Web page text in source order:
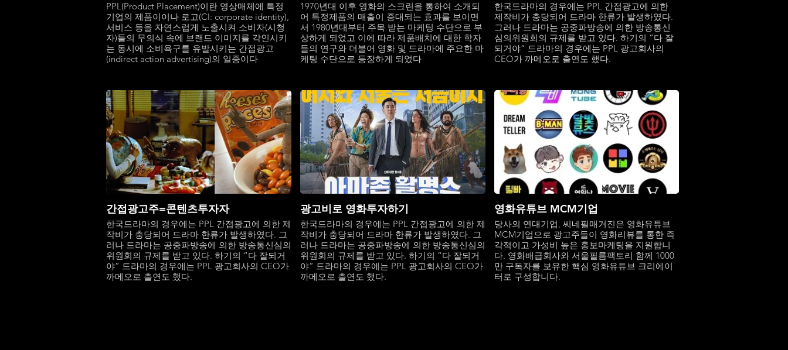
PPL(Product Placement)이란 영상매체에 특정
기업의 제품이이나 로고(CI: corporate identity),
서비스 등을 자연스럽게 노출시켜 소비자(시청
자)들의 무의식 속에 브랜드 이미지를 각인시키
는 동시에 소비욕구를 유발시키는 간접광고
(indirect action advertising)의 일종이다
1970년대 이후 영화의 스크린을 통하여 소개되
어 특정제품의 매출이 증대되는 효과를 보이면
서 1980년대부터 주목 받는 마케팅 수단으로 부
상하게 되었고 이에 따라 제품배치에 대한 학자
들의 연구와 더불어 영화 및 드라마에 주요한 마
케팅 수단으로 등장하게 되었다
한국드라마의 경우에는 PPL 간접광고에 의한
제작비가 충당되어 드라마 한류가 발생하였다.
그러나 드라마는 공중파방송에 의한 방송통신
심의위원회의 규제를 받고 있다. 하기의 “다 잘
되거야” 드라마의 경우에는 PPL 광고회사의
CEO가 까메오로 출연도 했다.
간접광고주=콘텐츠투자자
한국드라마의 경우에는 PPL 간접광고에 의한 제
작비가 충당되어 드라마 한류가 발생하였다. 그
러나 드라마는 공중파방송에 의한 방송통신심의
위원회의 규제를 받고 있다. 하기의 “다 잘되거
야” 드라마의 경우에는 PPL 광고회사의 CEO가
까메오로 출연도 했다.
광고비로 영화투자하기
한국드라마의 경우에는 PPL 간접광고에 의한 제
작비가 충당되어 드라마 한류가 발생하였다. 그
러나 드라마는 공중파방송에 의한 방송통신심의
위원회의 규제를 받고 있다. 하기의 “다 잘되거
야” 드라마의 경우에는 PPL 광고회사의 CEO가
까메오로 출연도 했다.
영화유튜브 MCM기업
당사의 연대기업, 씨네필매거진은 영화유튜브
MCM기업으로 광고주들이 영화리뷰를 통한 즉
각적이고 가성비 높은 홍보마케팅을 지원합니
다. 영화배급회사와 서울필름팩토리 함께 1000
만 구독자를 보유한 핵심 영화유튜브 크리에이
터로 구성합니다.